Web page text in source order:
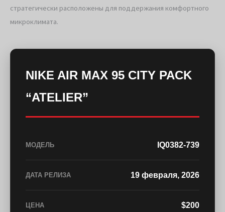
стратегически расположены для поддержания комфортного
микроклимата.
NIKE AIR MAX 95 CITY PACK
“ATELIER”
МОДЕЛЬ IQ0382-739
ДАТА РЕЛИЗА 19 февраля, 2026
ЦЕНА $200